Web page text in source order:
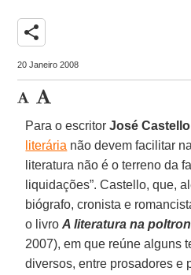
share
20 Janeiro 2008
Para o escritorJosé Castello
literária não devem facilitar
literatura não é o terreno da
liquidações”. Castello, que,
biógrafo, cronista e
o livroA literatura na
2007), em que reúne alguns
diversos, entre prosadores e